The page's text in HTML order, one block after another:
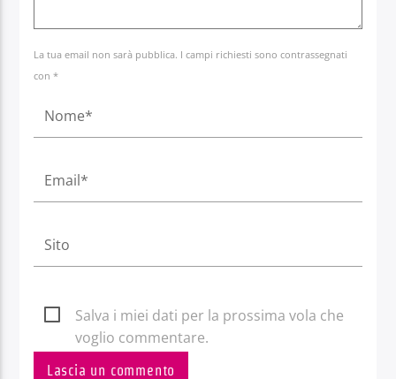
La tua email non sarà pubblica. I campi richiesti sono contrassegnati
con *
Salva i miei dati per la prossima vola che
voglio commentare.